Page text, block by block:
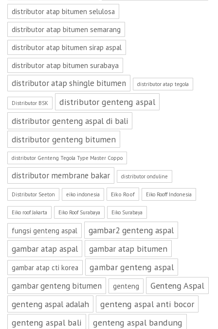
distributor atap bitumen selulosa
distributor atap bitumen semarang
distributor atap bitumen sirap aspal
distributor atap bitumen surabaya
distributor atap shingle bitumen distributor atap tegola
Distributor BSK
distributor genteng aspal
distributor genteng aspal di bali
distributor genteng bitumen
distributor Genteng Tegola Type Master Coppo
distributor membrane bakar distributor onduline
Distributor Seeton eiko indonesia Eiko Roof Eiko Rooff Indonesia
Eiko roof Jakarta Eiko Roof Surabaya Eiko Surabaya
fungsi genteng aspal
gambar2 genteng aspal
gambar atap aspal
gambar atap bitumen
gambar atap cti korea gambar genteng aspal
gambar genteng bitumen genteng
Genteng Aspal
genteng aspal adalah
genteng aspal anti bocor
genteng aspal bali
genteng aspal bandung